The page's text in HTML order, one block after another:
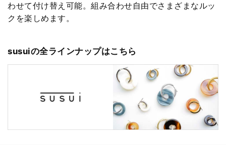
わせて付け替え可能。組み合わせ自由でさまざまなルッ
クを楽しめます。
susuiの全ラインナップはこちら